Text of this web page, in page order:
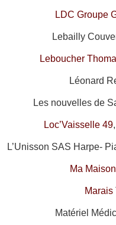
LDC Groupe
Lebailly
Leboucher
Léonard
Les nouvelles de
Loc’Vaisselle 49
L’Unisson SAS Harpe-
Ma
Marais
Matériel